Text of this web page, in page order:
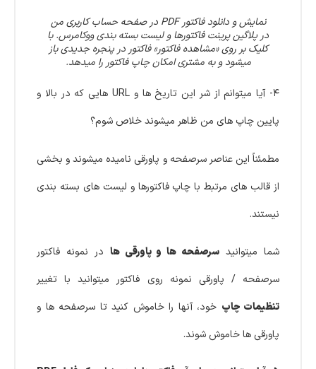
نمایش و دانلود فاکتور PDF در صفحه حساب کاربری من
در پلاگین پرینت فاکتورها و لیست بسته بندی ووکامرس. با
کلیک بر روی «مشاهده فاکتور» فاکتور در پنجره جدیدی باز
میشود و به مشتری امکان چاپ فاکتور را میدهد.
۴- آیا میتوانم از شر این تاریخ ها و URL هایی که در بالا و
پایین چاپ های من ظاهر میشوند خلاص شوم؟
مطمئناً این عناصر سرصفحه و پاورقی نامیده میشوند و بخشی
از قالب های مرتبط با چاپ فاکتورها و لیست های بسته بندی
نیستند.
شما میتوانید سرصفحه ها و پاورقی ها در نمونه فاکتور
سرصفحه / پاورقی نمونه روی فاکتور میتوانید با تغییر
تنظیمات چاپ خود، آنها را خاموش کنید تا سرصفحه ها و
پاورقی ها خاموش شوند.